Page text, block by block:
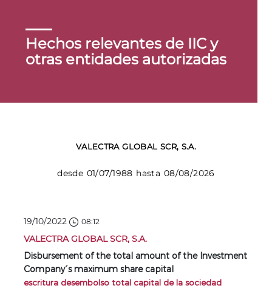
Hechos relevantes de IIC y
otras entidades autorizadas
VALECTRA GLOBAL SCR, S.A.
desde 01/07/1988 hasta 08/08/2026
19/10/2022 08:12
VALECTRA GLOBAL SCR, S.A.
Disbursement of the total amount of the Investment
Company´s maximum share capital
escritura desembolso total capital de la sociedad